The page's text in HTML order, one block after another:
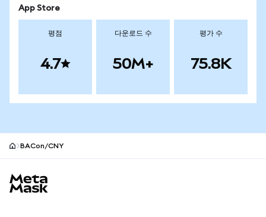
App Store
평점
4.7
다운로드 수
50M+
평가 수
75.8K
BACon/CNY